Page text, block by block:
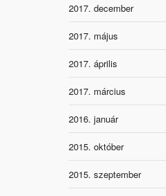
2017. december
2017. május
2017. április
2017. március
2016. január
2015. október
2015. szeptember